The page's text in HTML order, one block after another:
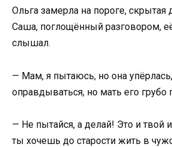
Ольга замерла на пороге,
Саша, поглощённый разговором,
слышал.
— Мам, я пытаюсь, но она
оправдываться, но мать его грубо
— Не пытайся, а делай! Это и твой
ты хочешь до старости жить в